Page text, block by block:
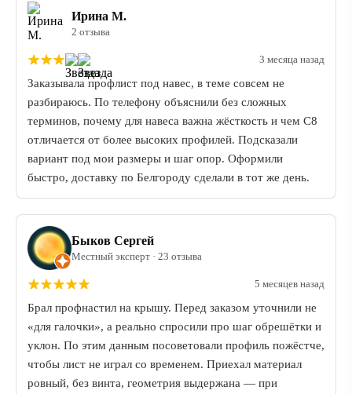
Ирина М.
2 отзыва
3 месяца назад
Заказывала профлист под навес, в теме совсем не
разбираюсь. По телефону объяснили без сложных
терминов, почему для навеса важна жёсткость и чем С8
отличается от более высоких профилей. Подсказали
вариант под мои размеры и шаг опор. Оформили
быстро, доставку по Белгороду сделали в тот же день.
Быков Сергей
Местный эксперт · 23 отзыва
5 месяцев назад
Брал профнастил на крышу. Перед заказом уточнили не
«для галочки», а реально спросили про шаг обрешётки и
уклон. По этим данным посоветовали профиль пожёстче,
чтобы лист не играл со временем. Приехал материал
ровный, без винта, геометрия выдержана — при